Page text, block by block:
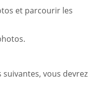
et parcourir les
vous devrez